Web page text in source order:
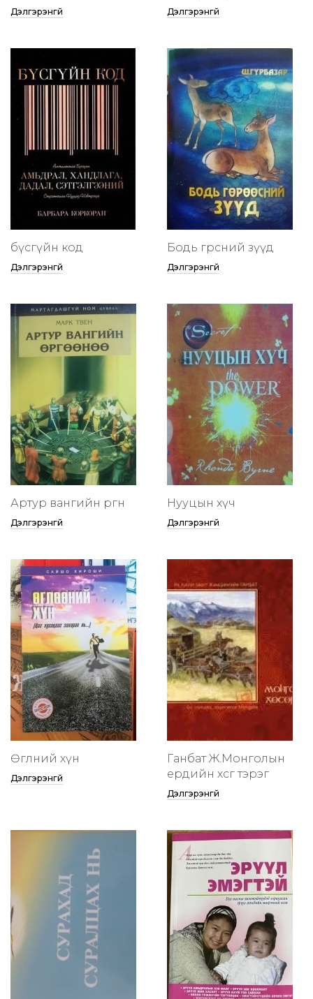
Дэлгэрэнгүй Дэлгэрэнгүй
бүсгүйн код
Дэлгэрэнгүй
Бодь гөрөөсний зүүд
Дэлгэрэнгүй
Артур вангийн өргөөнөө
Дэлгэрэнгүй
Нууцын хүч
Дэлгэрэнгүй
Өглөөний хүн
Дэлгэрэнгүй
Ганбат Ж.Монголын
ердийн хөсөг тэрэг
Дэлгэрэнгүй